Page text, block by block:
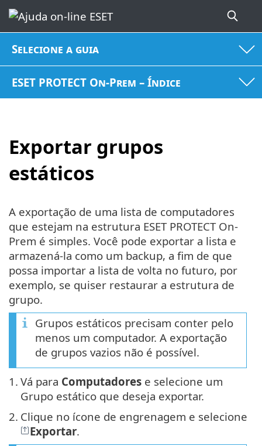
Selecione a guia
ESET PROTECT On-Prem – Índice
Exportar grupos
estáticos
A exportação de uma lista de computadores
que estejam na estrutura ESET PROTECT On-
Prem é simples. Você pode exportar a lista e
armazená-la como um backup, a fim de que
possa importar a lista de volta no futuro, por
exemplo, se quiser restaurar a estrutura de
grupo.
Grupos estáticos precisam conter pelo
menos um computador. A exportação
de grupos vazios não é possível.
1. Vá para Computadores e selecione um
Grupo estático que deseja exportar.
2. Clique no ícone de engrenagem e selecione
Exportar.